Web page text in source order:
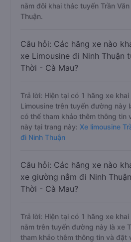
nằm đôi khai thác tuyến Trần
Thuận.
Câu hỏi: Các hãng xe nào
xe Limousine đi Ninh Thuận
Thời - Cà Mau?
Trả lời: Hiện tại có 1 hãng xe
Limousine trên tuyến đường này
có thể tham khảo thêm thông tin
này tại trang này: Xe limousine
đi Ninh Thuận
Câu hỏi: Các hãng xe nào
xe giường nằm đi Ninh
Thời - Cà Mau?
Trả lời: Hiện tại có 1 hãng xe
nằm trên tuyến đường này là xe
tham khảo thêm thông tin và đặt